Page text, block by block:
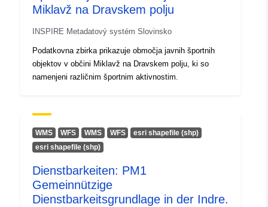
Identifikatorer:
SI.OB_169.RNO/d3bfb07e-
af0a-11eb-8529-
0242ac130003
Miklavž na Dravskem polju
INSPIRE Metadatový systém Slovinsko
Podatkovna zbirka prikazuje območja javnih športnih
objektov v občini Miklavž na Dravskem polju, ki so
namenjeni različnim športnim aktivnostim.
WMS WFS WMS WFS
esri shapefile (shp)
esri shapefile (shp)
Dienstbarkeiten: PM1
Gemeinnützige
Dienstbarkeitsgrundlage in der Indre.